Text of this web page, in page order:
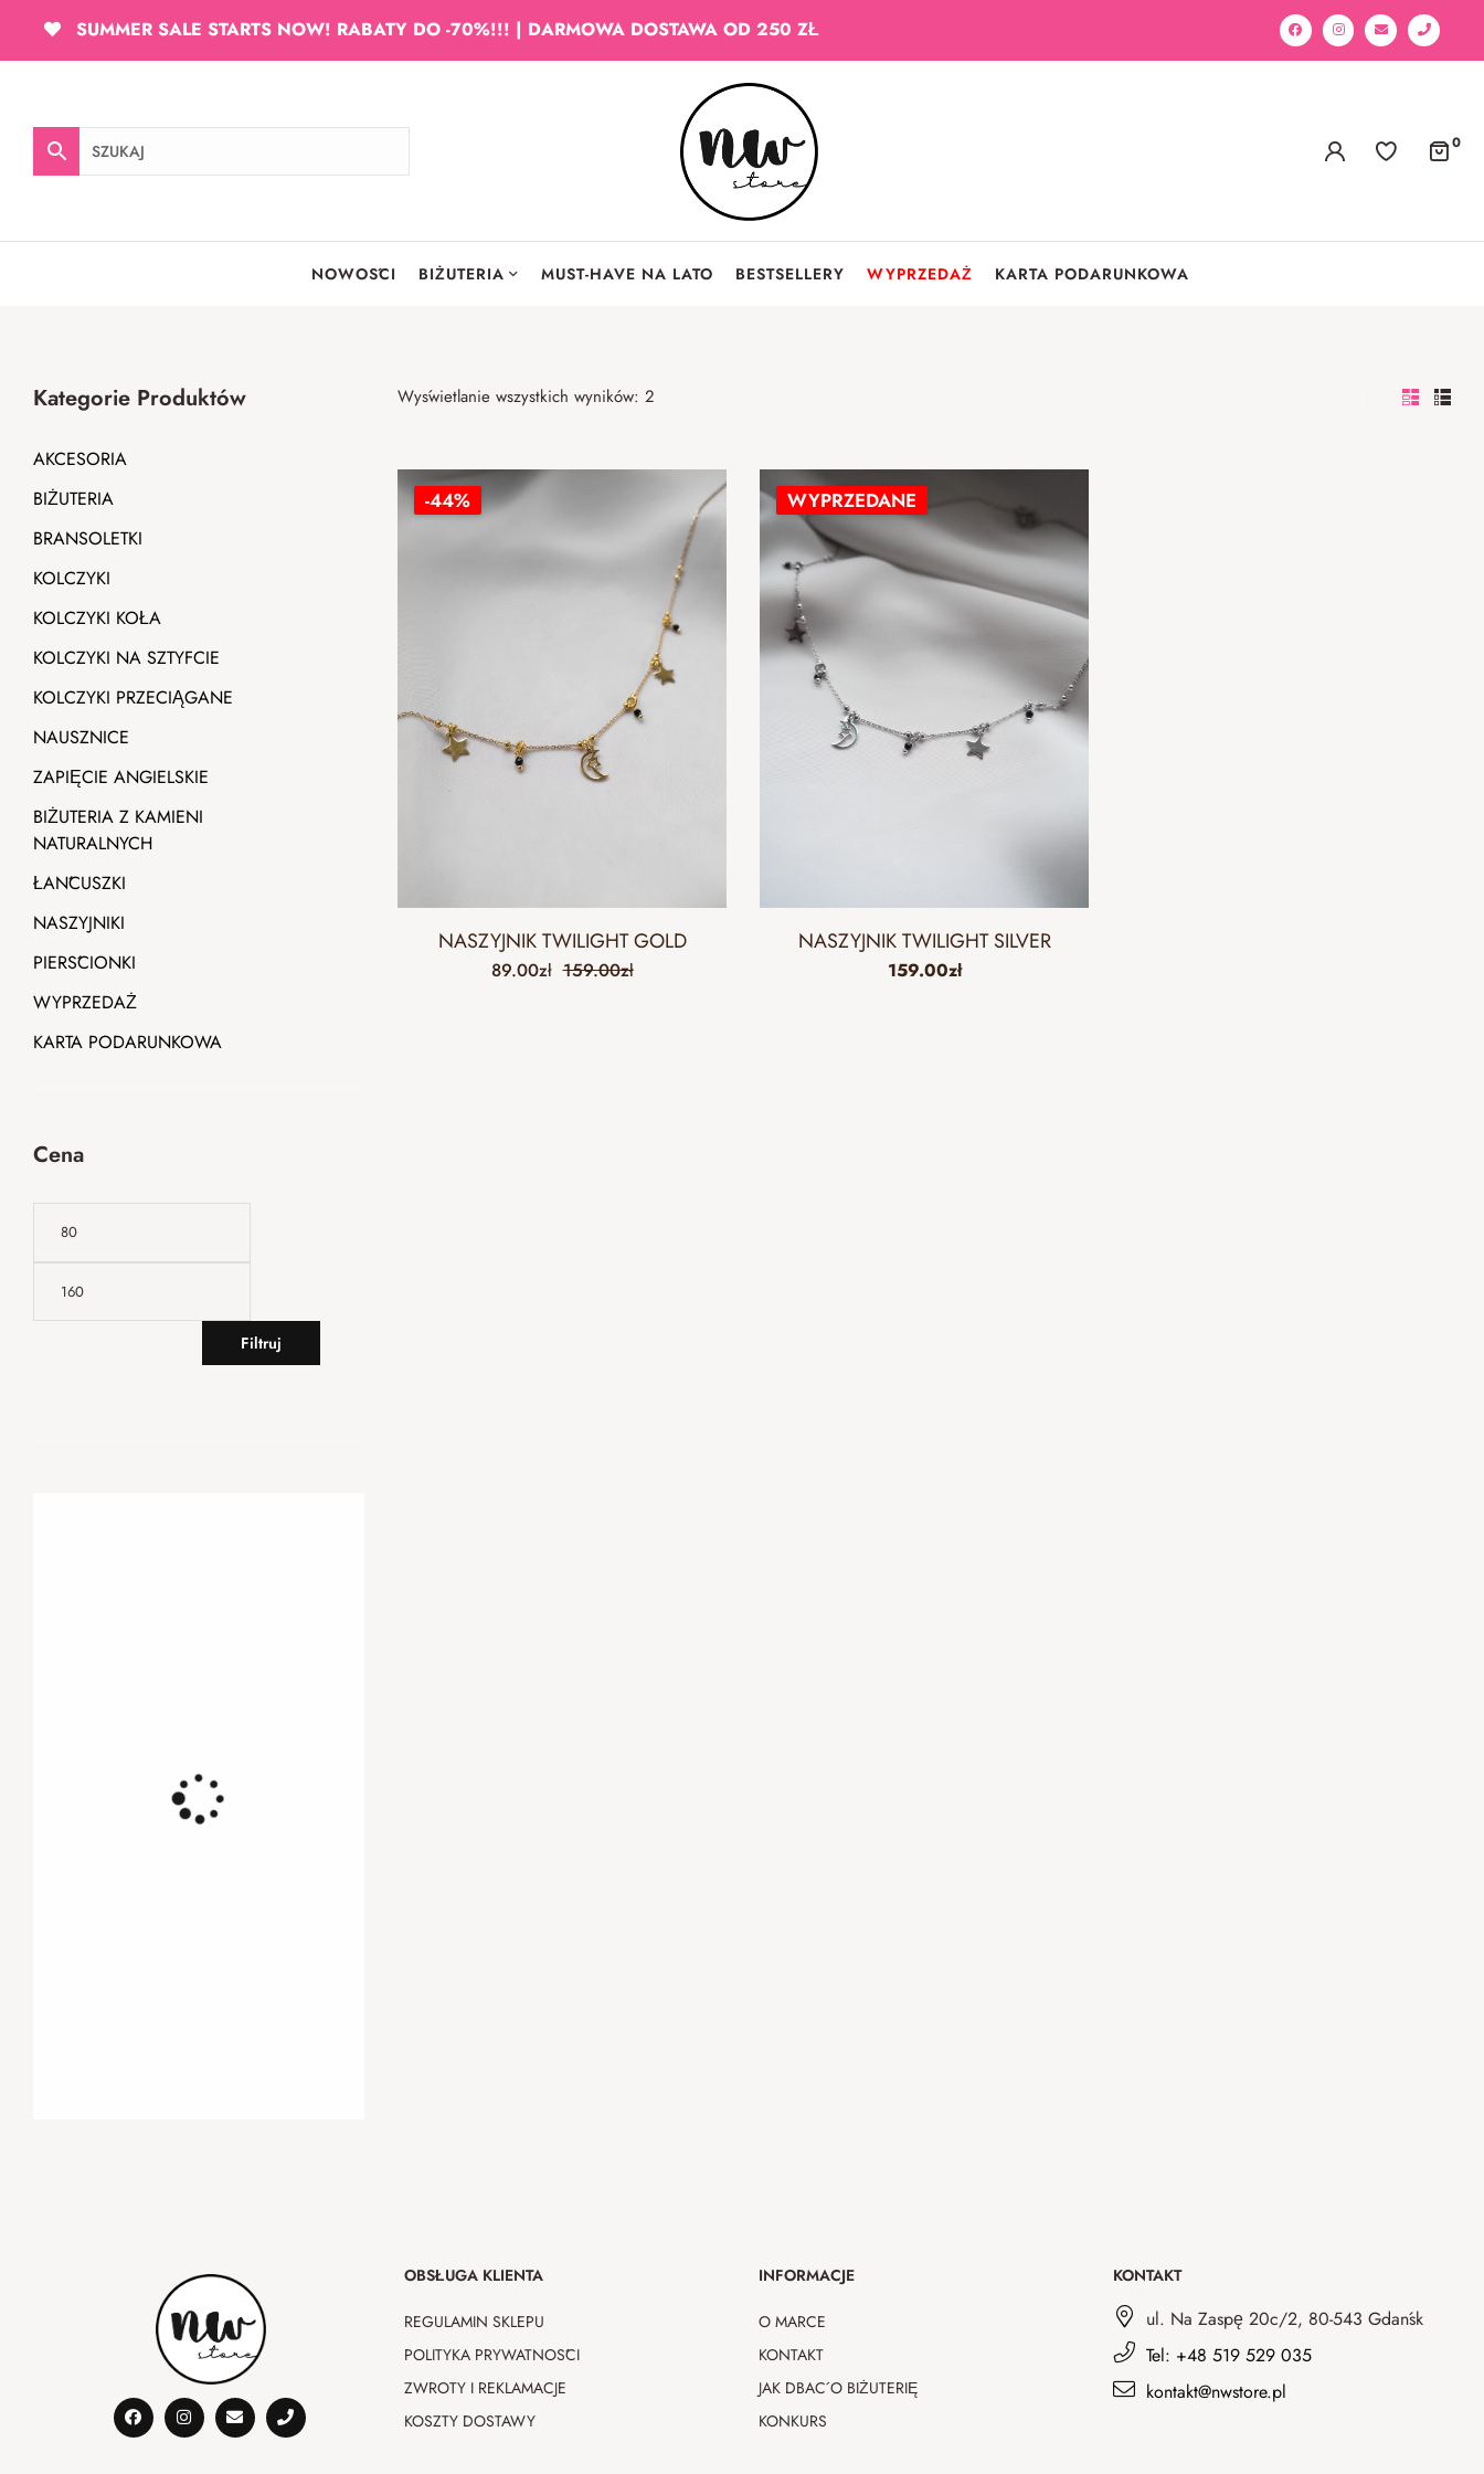
SUMMER SALE STARTS NOW! RABATY DO -70%!!! | DARMOWA DOSTAWA OD 250 ZŁ
0
NOWOŚCI BIŻUTERIA MUST-HAVE NA LATO BESTSELLERY WYPRZEDAŻ KARTA PODARUNKOWA
Wyświetlanie wszystkich wyników: 2
-44%
NASZYJNIK TWILIGHT GOLD
159.00zł
89.00zł
WYPRZEDANE
NASZYJNIK TWILIGHT SILVER
159.00zł
Kategorie Produktów
AKCESORIA
BIŻUTERIA
BRANSOLETKI
KOLCZYKI
KOLCZYKI KOŁA
KOLCZYKI NA SZTYFCIE
KOLCZYKI PRZECIĄGANE
NAUSZNICE
ZAPIĘCIE ANGIELSKIE
BIŻUTERIA Z KAMIENI
NATURALNYCH
ŁAŃCUSZKI
NASZYJNIKI
PIERŚCIONKI
WYPRZEDAŻ
KARTA PODARUNKOWA
Cena
Filtruj
OBSŁUGA KLIENTA
REGULAMIN SKLEPU
POLITYKA PRYWATNOŚCI
ZWROTY I REKLAMACJE
KOSZTY DOSTAWY
INFORMACJE
O MARCE
KONTAKT
JAK DBAĆ O BIŻUTERIĘ
KONKURS
KONTAKT
ul. Na Zaspę 20c/2, 80-543 Gdańsk
Tel: +48 519 529 035
kontakt@nwstore.pl